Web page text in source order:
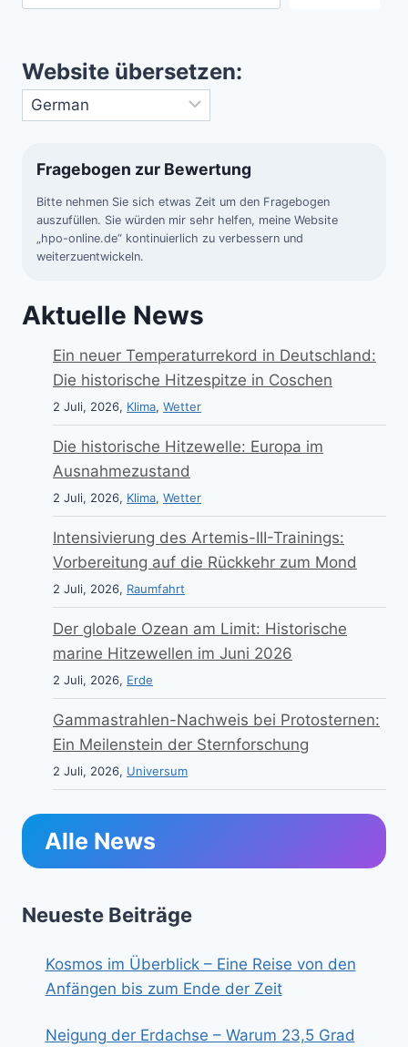
BILLY
Website übersetzen:
Fragebogen zur Bewertung
Bitte nehmen Sie sich etwas Zeit um den Fragebogen
auszufüllen. Sie würden mir sehr helfen, meine Website
„hpo-online.de“ kontinuierlich zu verbessern und
weiterzuentwickeln.
Aktuelle News
Ein neuer Temperaturrekord in Deutschland:
Die historische Hitzespitze in Coschen
2 Juli, 2026, Klima, Wetter
Die historische Hitzewelle: Europa im
Ausnahmezustand
2 Juli, 2026, Klima, Wetter
Intensivierung des Artemis-III-Trainings:
Vorbereitung auf die Rückkehr zum Mond
2 Juli, 2026, Raumfahrt
Der globale Ozean am Limit: Historische
marine Hitzewellen im Juni 2026
2 Juli, 2026, Erde
Gammastrahlen-Nachweis bei Protosternen:
Ein Meilenstein der Sternforschung
2 Juli, 2026, Universum
Alle News
Neueste Beiträge
Kosmos im Überblick – Eine Reise von den
Anfängen bis zum Ende der Zeit
Neigung der Erdachse – Warum 23,5 Grad